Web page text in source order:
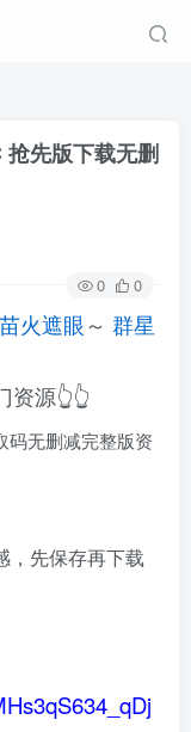
先版下载无删
0 0
火遮眼～ 群星
资源👆👆
码无删减完整版资
，先保存再下载